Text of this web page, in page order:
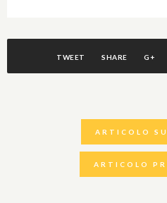
TWEET SHARE G+
ARTICOLO
ARTICOLO